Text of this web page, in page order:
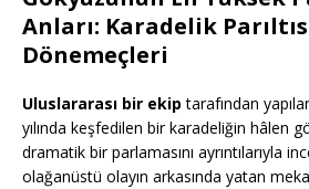
Anları: Karadelik
Dönemeçleri
Uluslararası bir ekip tarafından
yılında keşfedilen bir karadeliğin hâlen
dramatik bir parlamasını ayrıntılarıyla
olağanüstü olayın arkasında yatan